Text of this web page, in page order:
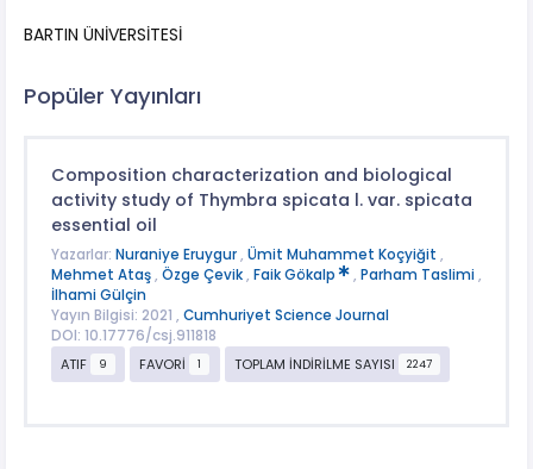
BARTIN ÜNİVERSİTESİ
Popüler Yayınları
Composition characterization and biological
activity study of Thymbra spicata l. var. spicata
essential oil
Yazarlar: Nuraniye Eruygur, Ümit Muhammet Koçyiğit ,
Mehmet Ataş, Özge Çevik, Faik Gökalp , Parham Taslimi ,
İlhami Gülçin
Yayın Bilgisi: 2021 , Cumhuriyet Science Journal
DOI: 10.17776/csj.911818
ATIF
9 FAVORİ 1 TOPLAM İNDİRİLME SAYISI 2247